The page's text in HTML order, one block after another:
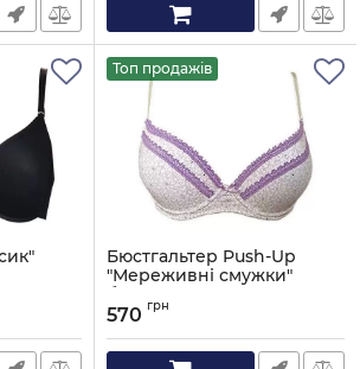
Топ продажів
Бюстгальтер Push-Up
"Мереживні смужки"
бежевий
Артикул:
570 грн